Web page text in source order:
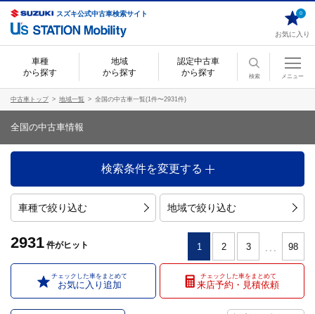
スズキ公式中古車検索サイト
お気に入り
0
車種
から探す
地域
から探す
認定中古車
から探す
検索 メニュー
中古車トップ 地域一覧 全国の中古車一覧(1件〜2931件)
全国の中古車情報
検索条件を変更する
車種で絞り込む 地域で絞り込む
2931 件がヒット 1 2 3 ... 98
チェックした車をまとめて
お気に入り追加
チェックした車をまとめて
来店予約・見積依頼